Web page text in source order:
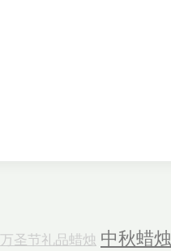
万圣节礼品蜡烛 中秋蜡烛